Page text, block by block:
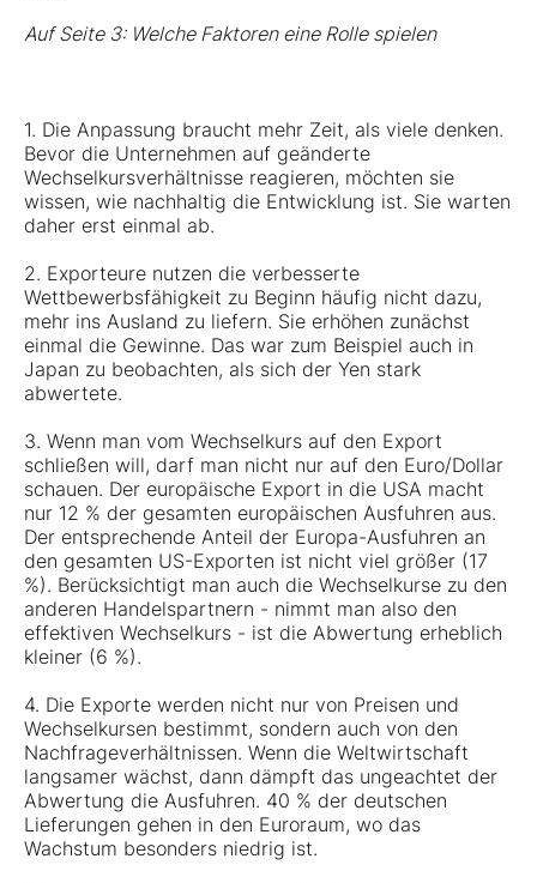
Auf Seite 3: Welche Faktoren eine Rolle spielen
1. Die Anpassung braucht mehr Zeit, als viele denken.
Bevor die Unternehmen auf geänderte
Wechselkursverhältnisse reagieren, möchten sie
wissen, wie nachhaltig die Entwicklung ist. Sie warten
daher erst einmal ab.
2. Exporteure nutzen die verbesserte
Wettbewerbsfähigkeit zu Beginn häufig nicht dazu,
mehr ins Ausland zu liefern. Sie erhöhen zunächst
einmal die Gewinne. Das war zum Beispiel auch in
Japan zu beobachten, als sich der Yen stark
abwertete.
3. Wenn man vom Wechselkurs auf den Export
schließen will, darf man nicht nur auf den Euro/Dollar
schauen. Der europäische Export in die USA macht
nur 12 % der gesamten europäischen Ausfuhren aus.
Der entsprechende Anteil der Europa-Ausfuhren an
den gesamten US-Exporten ist nicht viel größer (17
%). Berücksichtigt man auch die Wechselkurse zu den
anderen Handelspartnern - nimmt man also den
effektiven Wechselkurs - ist die Abwertung erheblich
kleiner (6 %).
4. Die Exporte werden nicht nur von Preisen und
Wechselkursen bestimmt, sondern auch von den
Nachfrageverhältnissen. Wenn die Weltwirtschaft
langsamer wächst, dann dämpft das ungeachtet der
Abwertung die Ausfuhren. 40 % der deutschen
Lieferungen gehen in den Euroraum, wo das
Wachstum besonders niedrig ist.